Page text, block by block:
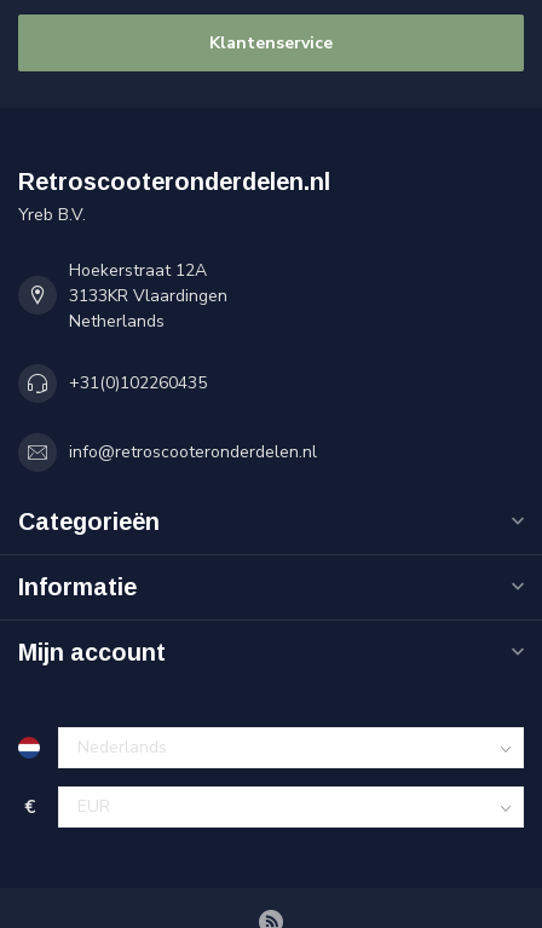
Klantenservice
Retroscooteronderdelen.nl
Yreb B.V.
Hoekerstraat 12A
3133KR Vlaardingen
Netherlands
+31(0)102260435
info@retroscooteronderdelen.nl
Categorieën
Informatie
Mijn account
€